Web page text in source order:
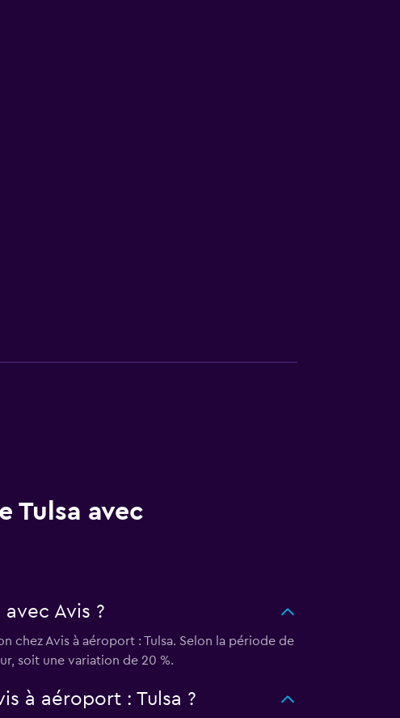
Tulsa avec
Avis ?
Avis à aéroport : Tulsa. Selon la période de
soit une variation de 20 %.
à aéroport : Tulsa ?